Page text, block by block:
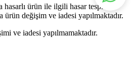
ürün ile ilgili hasar tespit
ürün değişim ve iadesi yapılmaktadır.
ve iadesi yapılmamaktadır.